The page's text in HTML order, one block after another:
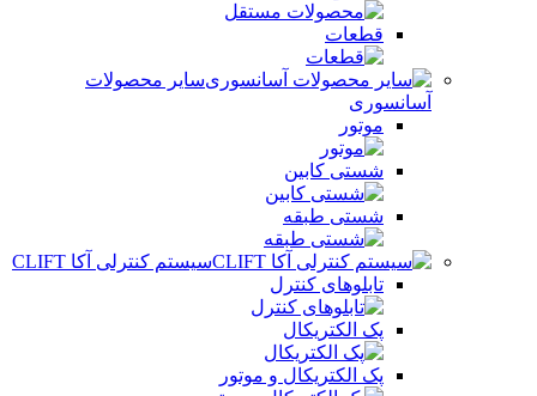
قطعات
سایر محصولات
آسانسوری
موتور
شستی کابین
شستی طبقه
سیستم کنترلی آکا CLIFT
تابلوهای کنترل
پک الکتریکال
پک الکتریکال و موتور